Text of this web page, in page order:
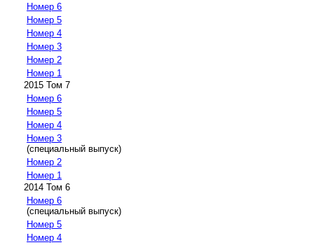
Номер 6
Номер 5
Номер 4
Номер 3
Номер 2
Номер 1
2015 Том 7
Номер 6
Номер 5
Номер 4
Номер 3
(специальный выпуск)
Номер 2
Номер 1
2014 Том 6
Номер 6
(специальный выпуск)
Номер 5
Номер 4